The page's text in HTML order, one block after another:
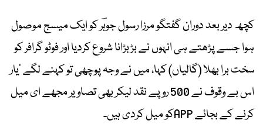
کچھ دیر بعد دوران گفتگو مرزا رسول جوہؔر کو ایک میسج موصول
ہوا جسے پڑھتے ہی انہوں نے بڑبڑانا شروع کردیا اور فوٹو گرافر کو
سخت برا بھلا (گالیاں) کہا، میں نے وجہ پوچھی تو کہنے لگے ’یار
اس بے وقوف نے 500 روپے نقد لیکر بھی تصاویر مجھے ای میل
کرنے کے بجائے APPکو میل کردی ہیں۔